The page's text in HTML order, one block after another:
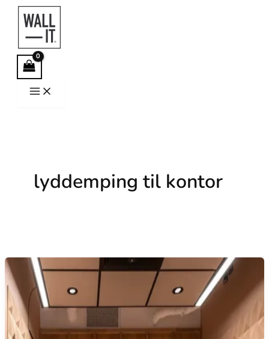
Hopp
innholdet
lyddemping til kontor